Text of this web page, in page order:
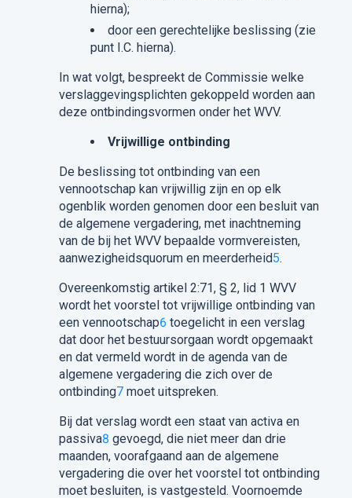
hierna);
door een gerechtelijke beslissing (zie
punt I.C. hierna).
In wat volgt, bespreekt de Commissie welke
verslaggevingsplichten gekoppeld worden aan
deze ontbindingsvormen onder het WVV.
​Vrijwillige ontbinding
De beslissing tot ontbinding van een
vennootschap kan vrijwillig zijn en op elk
ogenblik worden genomen door een besluit van
de algemene vergadering, met inachtneming
van de bij het WVV bepaalde vormvereisten,
aanwezigheidsquorum en meerderheid5.
Overeenkomstig artikel 2:71, § 2, lid 1 WVV
wordt het voorstel tot vrijwillige ontbinding van
een vennootschap6toegelicht in een verslag
dat door het bestuursorgaan wordt opgemaakt
en dat vermeld wordt in de agenda van de
algemene vergadering die zich over de
ontbinding7moet uitspreken.
Bij dat verslag wordt een staat van activa en
passiva8 gevoegd, die niet meer dan drie
maanden, voorafgaand aan de algemene
vergadering die over het voorstel tot ontbinding
moet besluiten, is vastgesteld. Voornoemde